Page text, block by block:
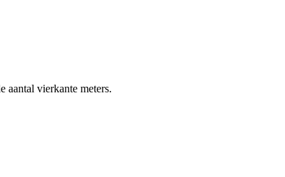
aantal vierkante meters.